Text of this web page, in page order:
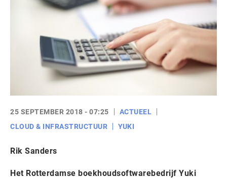
25 SEPTEMBER 2018 - 07:25
ACTUEEL
CLOUD & INFRASTRUCTUUR
YUKI
Rik Sanders
Het Rotterdamse boekhoudsoftwarebedrijf Yuki